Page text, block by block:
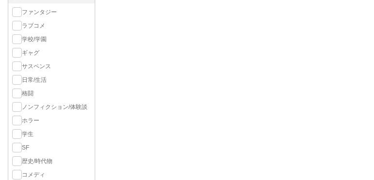
ファンタジー
ラブコメ
学校/学園
ギャグ
サスペンス
日常/生活
格闘
ノンフィクション/体験談
ホラー
学生
SF
歴史/時代物
コメディ